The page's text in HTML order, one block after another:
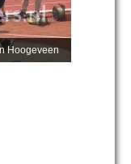
Hoogeveen